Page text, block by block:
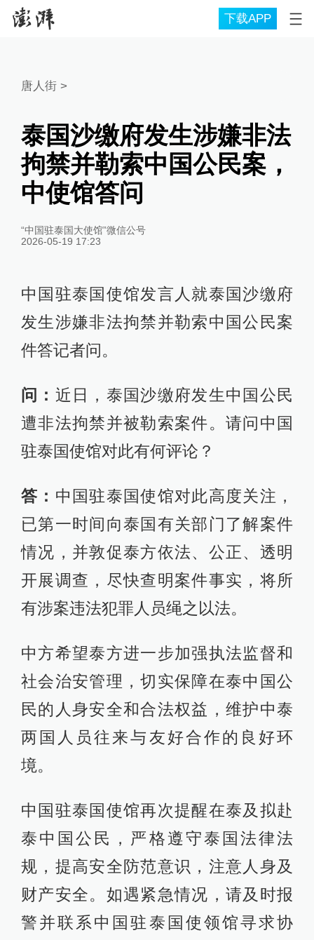
下载APP
唐人街>
泰国沙缴府发生涉嫌非法
拘禁并勒索中国公民案，
中使馆答问
“中国驻泰国大使馆”微信公号
2026-05-19 17:23
中国驻泰国使馆发言人就泰国沙缴府
发生涉嫌非法拘禁并勒索中国公民案
件答记者问。
问： 近日，泰国沙缴府发生中国公民
遭非法拘禁并被勒索案件。请问中国
驻泰国使馆对此有何评论？
答： 中国驻泰国使馆对此高度关注，
已第一时间向泰国有关部门了解案件
情况，并敦促泰方依法、公正、透明
开展调查，尽快查明案件事实，将所
有涉案违法犯罪人员绳之以法。
中方希望泰方进一步加强执法监督和
社会治安管理，切实保障在泰中国公
民的人身安全和合法权益，维护中泰
两国人员往来与友好合作的良好环
境。
中国驻泰国使馆再次提醒在泰及拟赴
泰中国公民，严格遵守泰国法律法
规，提高安全防范意识，注意人身及
财产安全。如遇紧急情况，请及时报
警并联系中国驻泰国使领馆寻求协